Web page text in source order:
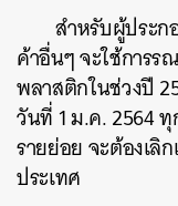
สำหรับผู้ประ
ค้าอื่นๆจะใช้การร
พลาสติกในช่วงปี
วันที่1ม.ค. 2564
รายย่อยจะต้องเลิ
ประเทศ